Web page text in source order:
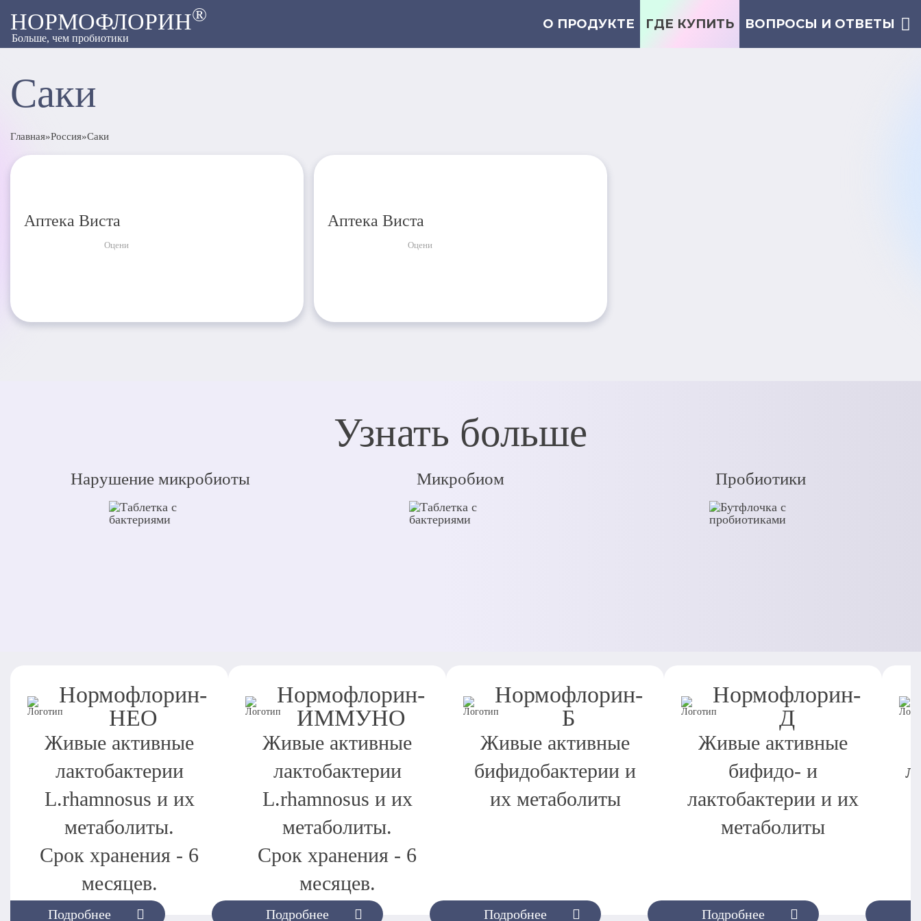
НОРМОФЛОРИН®
Больше, чем пробиотики
О ПРОДУКТЕ ГДЕ КУПИТЬ ВОПРОСЫ И ОТВЕТЫ
Саки
Главная»Россия»Саки
Аптека Виста
Оцени
Аптека Виста
Оцени
Узнать больше
Нарушение микробиоты Микробиом Пробиотики
Подробнее
Нормофлорин-
НЕО
Живые активные
лактобактерии
L.rhamnosus и их
метаболиты.
Срок хранения - 6
месяцев.
Подробнее
Нормофлорин-
ИММУНО
Живые активные
лактобактерии
L.rhamnosus и их
метаболиты.
Срок хранения - 6
месяцев.
Подробнее
Нормофлорин-
Б
Живые активные
бифидобактерии и
их метаболиты
Подробнее
Нормофлорин-
Д
Живые активные
бифидо- и
лактобактерии и их
метаболиты